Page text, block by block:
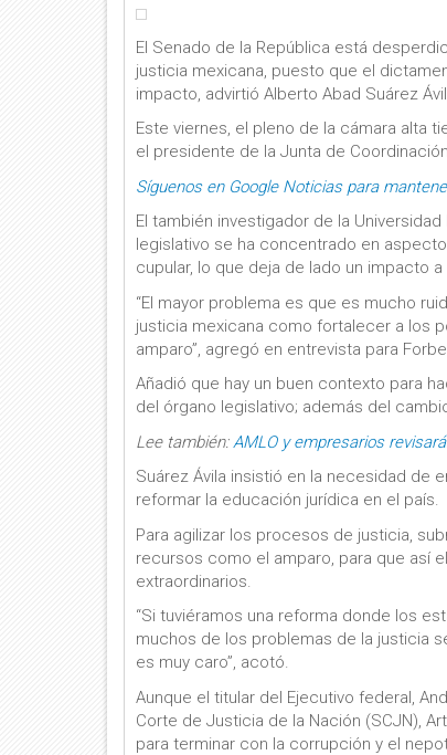
El Senado de la República está
justicia mexicana, puesto que el
impacto, advirtió Alberto Abad Suárez
Este viernes, el pleno de la cámara alta
el presidente de la Junta de
Síguenos en Google Noticias para
El también investigador de la
legislativo se ha concentrado en
cupular, lo que deja de lado un impacto
“El mayor problema es que es mucho
justicia mexicana como fortalecer a los
amparo”, agregó en entrevista para
Añadió que hay un buen contexto para
del órgano legislativo; además del
Lee también: AMLO y empresarios
Suárez Ávila insistió en la necesidad de
reformar la educación jurídica en el país.
Para agilizar los procesos de justicia,
recursos como el amparo, para que así
extraordinarios.
“Si tuviéramos una reforma donde los
muchos de los problemas de la justicia
es muy caro”, acotó.
Aunque el titular del Ejecutivo federal,
Corte de Justicia de la Nación (SCJN),
para terminar con la corrupción y el